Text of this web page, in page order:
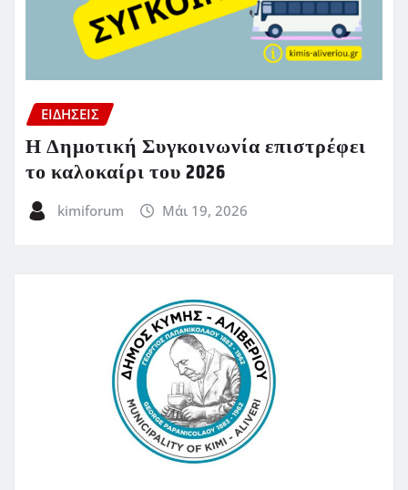
ΕΙΔΗΣΕΙΣ
Η Δημοτική Συγκοινωνία επιστρέφει
το καλοκαίρι του 2026
kimiforum Μάι 19, 2026